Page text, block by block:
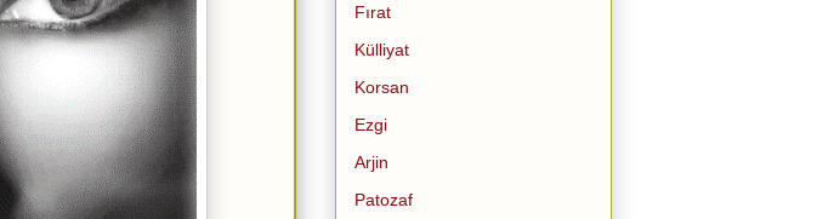
Fırat
Külliyat
Korsan
Ezgi
Arjin
Patozaf